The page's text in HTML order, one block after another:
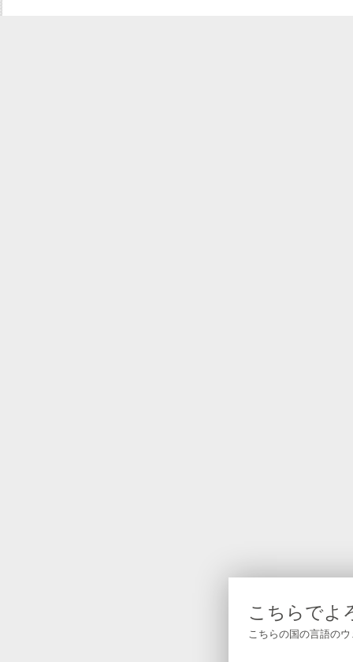
こちらでよ
こちらの国の言語の